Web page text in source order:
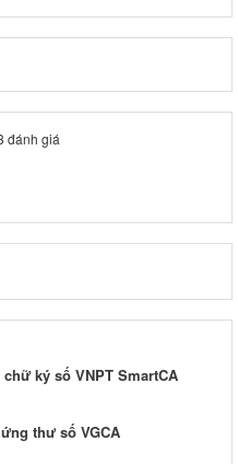
đánh giá
ký số VNPT SmartCA
thư số VGCA